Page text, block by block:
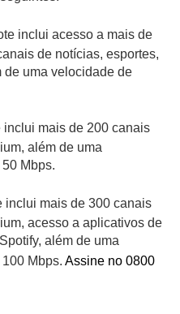
inclui acesso a mais de
de notícias, esportes,
de uma velocidade de
inclui mais de 200 canais
além de uma
Mbps.
inclui mais de 300 canais
acesso a aplicativos de
além de uma
Mbps. Assine no 0800